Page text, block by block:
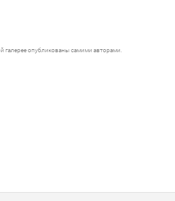
галерее опубликованы самими авторами.